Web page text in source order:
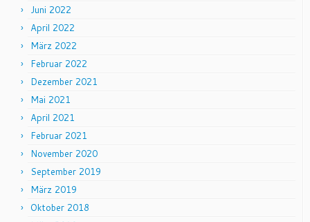
Juni 2022
April 2022
März 2022
Februar 2022
Dezember 2021
Mai 2021
April 2021
Februar 2021
November 2020
September 2019
März 2019
Oktober 2018